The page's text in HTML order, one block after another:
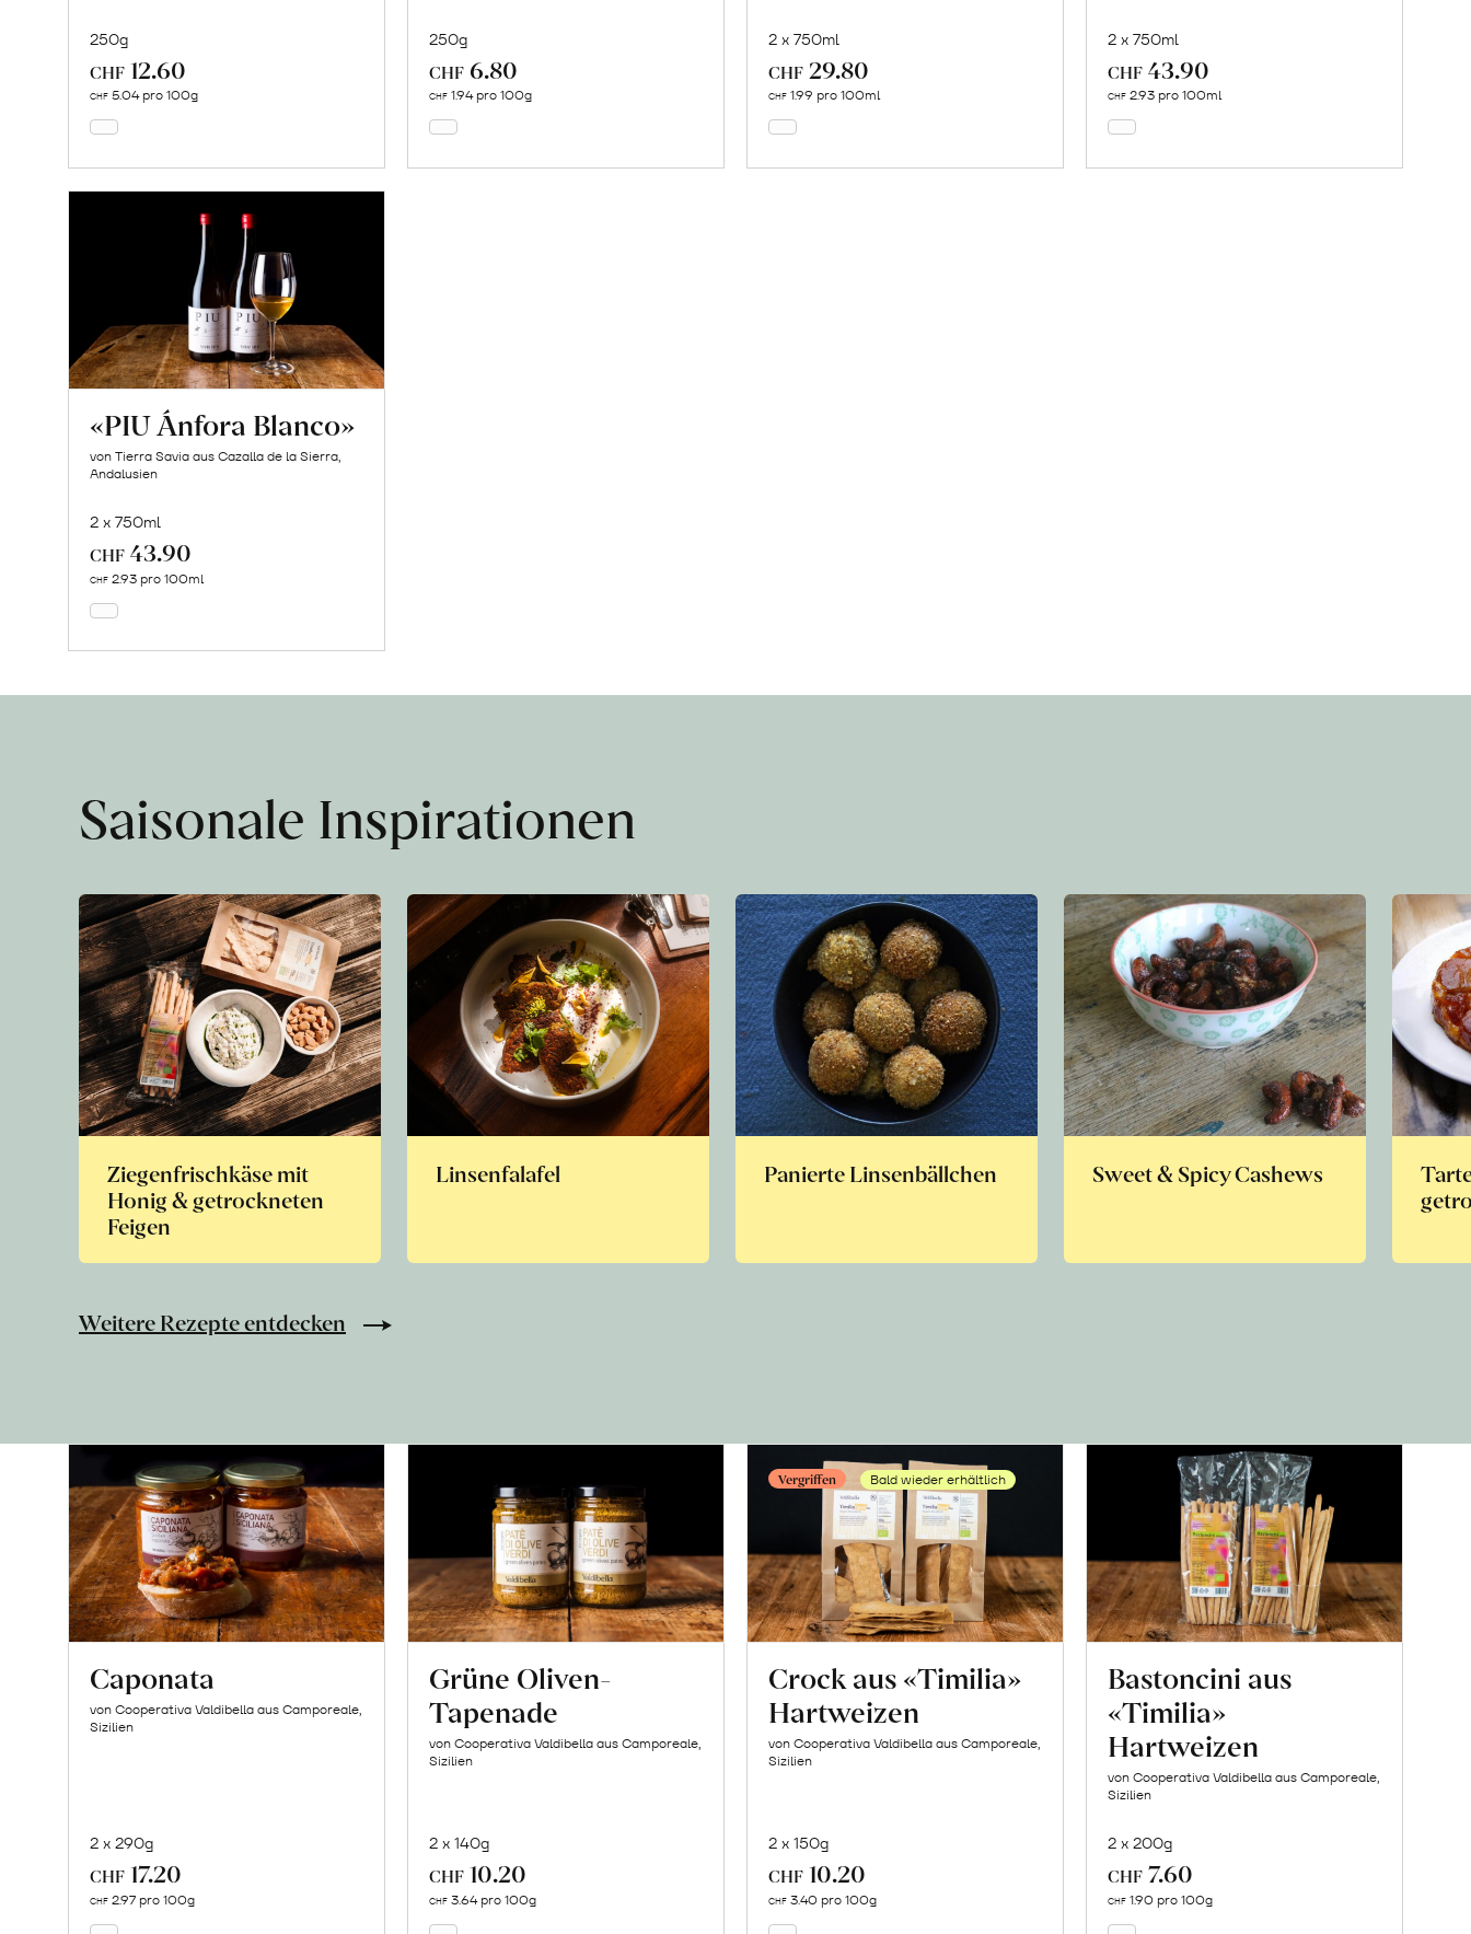
250g
CHF 12.60
CHF 5.04 pro 100g
250g
CHF 6.80
CHF 1.94 pro 100g
2 x 750ml
CHF 29.80
CHF 1.99 pro 100ml
2 x 750ml
CHF 43.90
CHF 2.93 pro 100ml
«PIU Ánfora Blanco»
von Tierra Savia aus Cazalla de la Sierra,
Andalusien
2 x 750ml
CHF 43.90
CHF 2.93 pro 100ml
Saisonale Inspirationen
Ziegenfrischkäse mit
Honig & getrockneten
Feigen
Linsenfalafel Panierte Linsenbällchen Sweet & Spicy Cashews
Weitere Rezepte entdecken
Caponata
von Cooperativa Valdibella aus Camporeale,
Sizilien
2 x 290g
CHF 17.20
CHF 2.97 pro 100g
Grüne Oliven-
Tapenade
von Cooperativa Valdibella aus Camporeale,
Sizilien
2 x 140g
CHF 10.20
CHF 3.64 pro 100g
Vergriffen Bald wieder erhältlich
Crock aus «Timilia»
Hartweizen
von Cooperativa Valdibella aus Camporeale,
Sizilien
2 x 150g
CHF 10.20
CHF 3.40 pro 100g
Bastoncini aus
«Timilia»
Hartweizen
von Cooperativa Valdibella aus Camporeale,
Sizilien
2 x 200g
CHF 7.60
CHF 1.90 pro 100g